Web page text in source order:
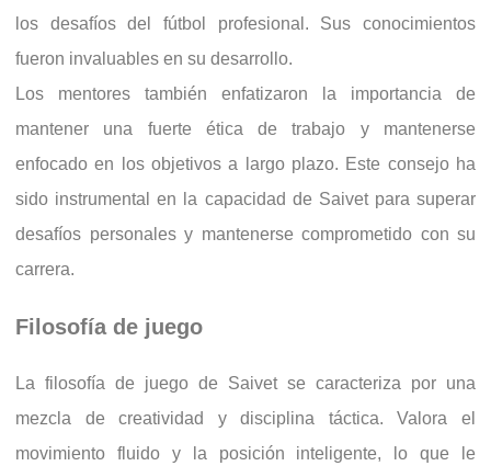
los desafíos del fútbol profesional. Sus conocimientos
fueron invaluables en su desarrollo.
Los mentores también enfatizaron la importancia de
mantener una fuerte ética de trabajo y mantenerse
enfocado en los objetivos a largo plazo. Este consejo ha
sido instrumental en la capacidad de Saivet para superar
desafíos personales y mantenerse comprometido con su
carrera.
Filosofía de juego
La filosofía de juego de Saivet se caracteriza por una
mezcla de creatividad y disciplina táctica. Valora el
movimiento fluido y la posición inteligente, lo que le